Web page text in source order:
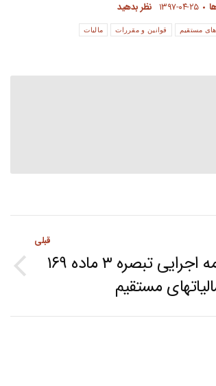
۱۳۹۷-۰۴-۲۵ نظر بدهید
های مستقیم قوانین و مقررات مالیات
قبلی
Previous
آیین نامه اجرایی تبصره ۳ ماده ۱۶۹
مستقیم